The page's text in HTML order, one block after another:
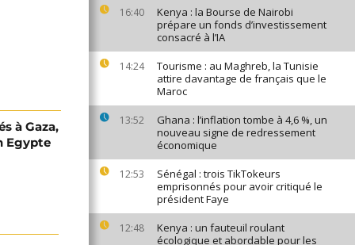
16:40
Kenya : la Bourse de Nairobi
prépare un fonds d’investissement
consacré à l’IA
14:24
Tourisme : au Maghreb, la Tunisie
attire davantage de français que le
Maroc
13:52
Ghana : l’inflation tombe à 4,6 %, un
nouveau signe de redressement
économique
12:53
Sénégal : trois TikTokeurs
emprisonnés pour avoir critiqué le
président Faye
12:48
Kenya : un fauteuil roulant
écologique et abordable pour les
à Gaza,
Egypte